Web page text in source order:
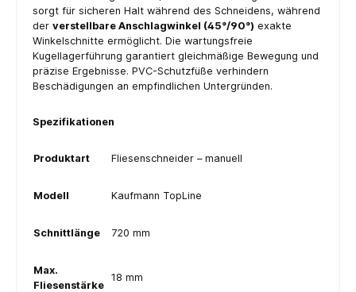
sorgt für sicheren Halt während des Schneidens, während
der verstellbare Anschlagwinkel (45°/90°) exakte
Winkelschnitte ermöglicht. Die wartungsfreie
Kugellagerführung garantiert gleichmäßige Bewegung und
präzise Ergebnisse. PVC-Schutzfüße verhindern
Beschädigungen an empfindlichen Untergründen.
Spezifikationen
Produktart Fliesenschneider – manuell
Modell Kaufmann TopLine
Schnittlänge 720 mm
Max.
Fliesenstärke
18 mm